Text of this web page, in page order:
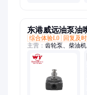
东港威远油泵油
综合体验L0
回复及时
主营： 齿轮泵、柴油
油泵、单体泵、喷射
掘机、修理包、促动
嘴紧帽、滑阀垫片、